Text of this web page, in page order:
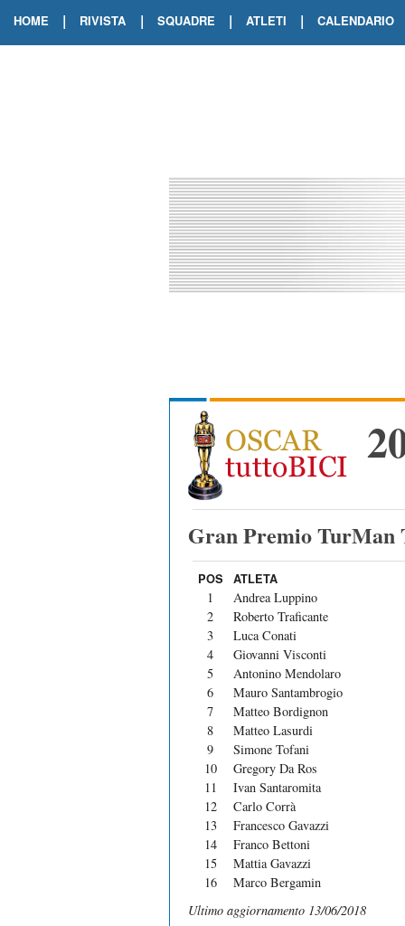
HOME | RIVISTA | SQUADRE | ATLETI | CALENDARIO
Gran Premio TurMan
POS ATLETA
1
Andrea Luppino
2
Roberto Traficante
3
Luca Conati
4
Giovanni Visconti
5
Antonino Mendolaro
6
Mauro Santambrogio
7
Matteo Bordignon
8
Matteo Lasurdi
9
Simone Tofani
10
Gregory Da Ros
11
Ivan Santaromita
12
Carlo Corrà
13
Francesco Gavazzi
14
Franco Bettoni
15
Mattia Gavazzi
16
Marco Bergamin
Ultimo aggiornamento 13/06/2018